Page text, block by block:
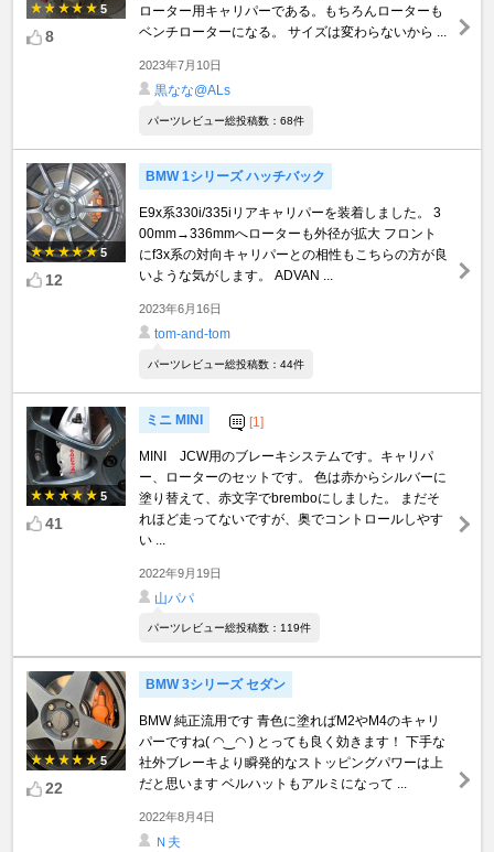
5
8
ローター用キャリパーである。もちろんローターも
ベンチローターになる。 サイズは変わらないから ...
2023年7月10日
黒なな@ALs
パーツレビュー総投稿数：68件
5
12
BMW 1シリーズ ハッチバック
E9x系330i/335iリアキャリパーを装着しました。 3
00mm→336mmへローターも外径が拡大 フロント
にf3x系の対向キャリパーとの相性もこちらの方が良
いような気がします。 ADVAN ...
2023年6月16日
tom-and-tom
パーツレビュー総投稿数：44件
5
41
ミニ MINI [1]
MINI JCW用のブレーキシステムです。キャリパ
ー、ローターのセットです。 色は赤からシルバーに
塗り替えて、赤文字でbremboにしました。 まだそ
れほど走ってないですが、奥でコントロールしやす
い ...
2022年9月19日
山パパ
パーツレビュー総投稿数：119件
5
22
BMW 3シリーズ セダン
BMW 純正流用です 青色に塗ればM2やM4のキャリ
パーですね( ◠‿◠ ) とっても良く効きます！ 下手な
社外ブレーキより瞬発的なストッピングパワーは上
だと思います ベルハットもアルミになって ...
2022年8月4日
Ｎ夫